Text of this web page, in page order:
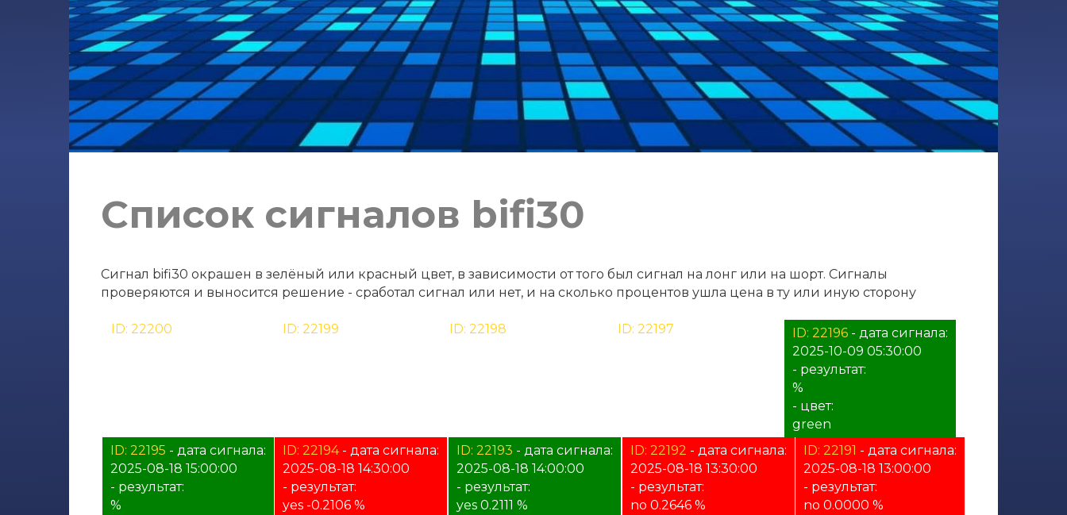
Список сигналов bifi30
Сигнал bifi30 окрашен в зелёный или красный цвет, в зависимости от того был сигнал на лонг или на шорт. Сигналы
проверяются и выносится решение - сработал сигнал или нет, и на сколько процентов ушла цена в ту или иную сторону
ID: 22200 ID: 22199 ID: 22198 ID: 22197 ID: 22196- дата сигнала:
2025-10-09 05:30:00
- результат:
%
- цвет:
green
ID: 22195 - дата сигнала:
2025-08-18 15:00:00
- результат:
%
ID: 22194- дата сигнала:
2025-08-18 14:30:00
- результат:
yes -0.2106 %
ID: 22193 - дата сигнала:
2025-08-18 14:00:00
- результат:
yes 0.2111 %
ID: 22192 - дата сигнала:
2025-08-18 13:30:00
- результат:
no 0.2646 %
ID: 22191 - дата сигнала:
2025-08-18 13:00:00
- результат:
no 0.0000 %